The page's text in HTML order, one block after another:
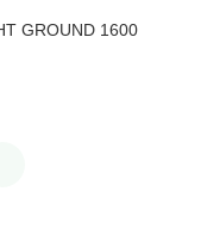
GROUND 1600